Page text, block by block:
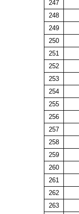
247
248
249
250
251
252
253
254
255
256
257
258
259
260
261
262
263